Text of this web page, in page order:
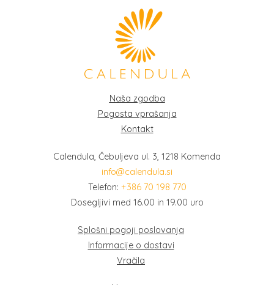
Naša zgodba
Pogosta vprašanja
Kontakt
Calendula, Čebuljeva ul. 3, 1218 Komenda
info@calendula.si
Telefon: +386 70 198 770
Dosegljivi med 16.00 in 19.00 uro
Splošni pogoji poslovanja
Informacije o dostavi
Vračila